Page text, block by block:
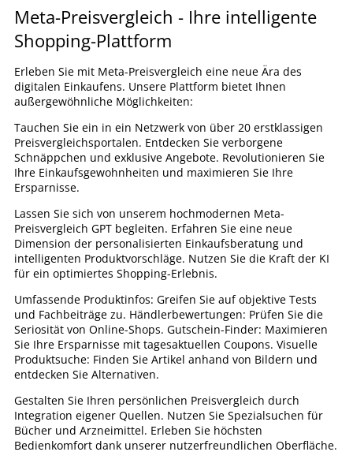
Meta-Preisvergleich - Ihre intelligente
Shopping-Plattform
Erleben Sie mit Meta-Preisvergleich eine neue Ära des
digitalen Einkaufens. Unsere Plattform bietet Ihnen
außergewöhnliche Möglichkeiten:
Tauchen Sie ein in ein Netzwerk von über 20 erstklassigen
Preisvergleichsportalen. Entdecken Sie verborgene
Schnäppchen und exklusive Angebote. Revolutionieren Sie
Ihre Einkaufsgewohnheiten und maximieren Sie Ihre
Ersparnisse.
Lassen Sie sich von unserem hochmodernen Meta-
Preisvergleich GPT begleiten. Erfahren Sie eine neue
Dimension der personalisierten Einkaufsberatung und
intelligenten Produktvorschläge. Nutzen Sie die Kraft der KI
für ein optimiertes Shopping-Erlebnis.
Umfassende Produktinfos: Greifen Sie auf objektive Tests
und Fachbeiträge zu. Händlerbewertungen: Prüfen Sie die
Seriosität von Online-Shops. Gutschein-Finder: Maximieren
Sie Ihre Ersparnisse mit tagesaktuellen Coupons. Visuelle
Produktsuche: Finden Sie Artikel anhand von Bildern und
entdecken Sie Alternativen.
Gestalten Sie Ihren persönlichen Preisvergleich durch
Integration eigener Quellen. Nutzen Sie Spezialsuchen für
Bücher und Arzneimittel. Erleben Sie höchsten
Bedienkomfort dank unserer nutzerfreundlichen Oberfläche.